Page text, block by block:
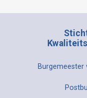
Burgemeester